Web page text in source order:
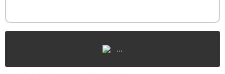
...